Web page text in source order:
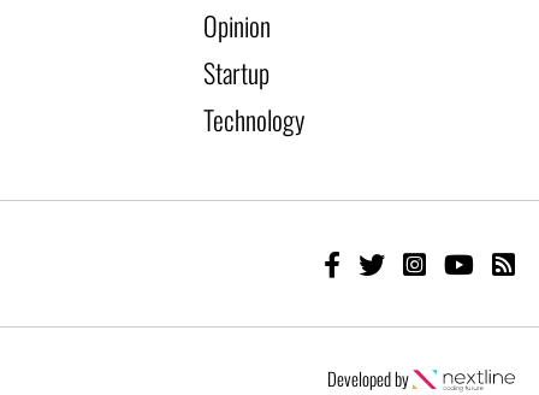
Opinion
Startup
Technology
Developed by